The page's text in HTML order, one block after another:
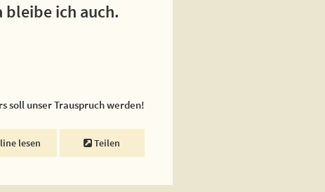
ich auch.
soll unser Trauspruch werden!
lesen Teilen